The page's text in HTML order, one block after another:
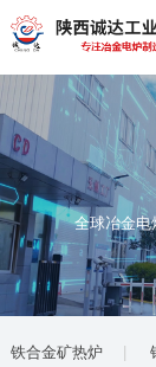
全球冶金电
铁合金矿热炉